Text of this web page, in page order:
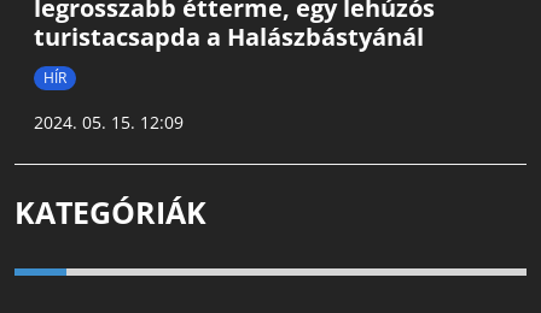
legrosszabb étterme, egy lehúzós
turistacsapda a Halászbástyánál
HÍR
2024. 05. 15. 12:09
KATEGÓRIÁK